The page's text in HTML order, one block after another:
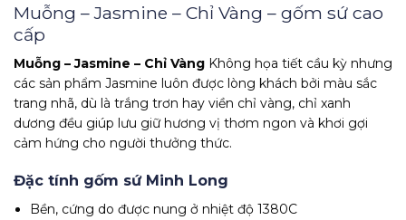
Muỗng – Jasmine – Chỉ Vàng – gốm sứ cao
cấp
Muỗng – Jasmine – Chỉ Vàng Không họa tiết cầu kỳ nhưng
các sản phẩm Jasmine luôn được lòng khách bởi màu sắc
trang nhã, dù là trắng trơn hay viền chỉ vàng, chỉ xanh
dương đều giúp lưu giữ hương vị thơm ngon và khơi gợi
cảm hứng cho người thưởng thức.
Đặc tính gốm sứ Minh Long
Bền, cứng do được nung ở nhiệt độ 1380C